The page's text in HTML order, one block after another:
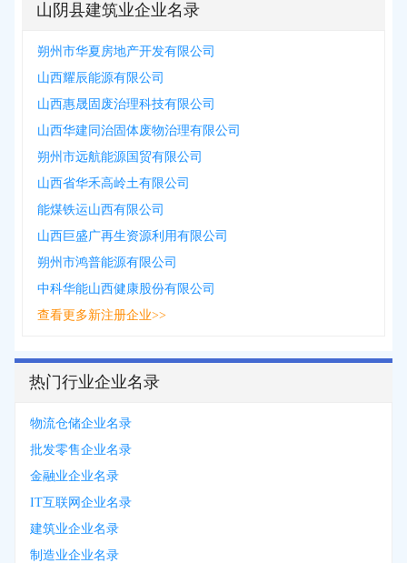
山阴县建筑业企业名录
朔州市华夏房地产开发有限公司
山西耀辰能源有限公司
山西惠晟固废治理科技有限公司
山西华建同治固体废物治理有限公司
朔州市远航能源国贸有限公司
山西省华禾高岭土有限公司
能煤铁运山西有限公司
山西巨盛广再生资源利用有限公司
朔州市鸿普能源有限公司
中科华能山西健康股份有限公司
查看更多新注册企业>>
热门行业企业名录
物流仓储企业名录
批发零售企业名录
金融业企业名录
IT互联网企业名录
建筑业企业名录
制造业企业名录